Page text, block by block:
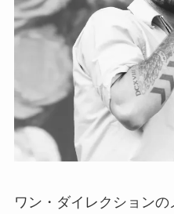
ワン・ダイレクション